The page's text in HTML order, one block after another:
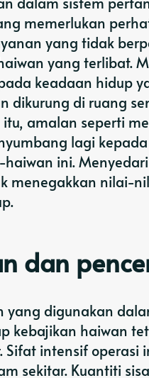
memerlukan
yang tidak
yang terlibat.
keadaan hidup
dikurung di ruang
itu, amalan seperti
lagi
ini.
menegakkan nilai-
dan
yang digunakan
kebajikan haiwan
Sifat intensif
sekitar. Kuantiti